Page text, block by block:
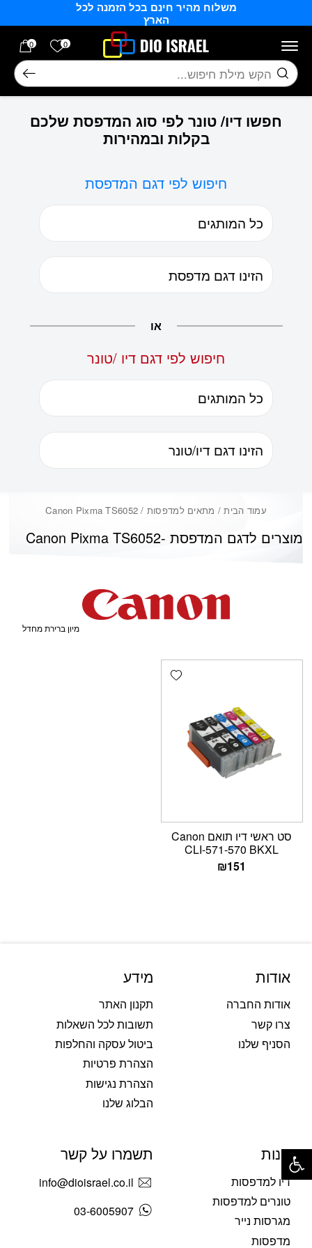
משלוח מהיר חינם בכל הזמנה לכל
הארץ
0 הרשימה
0
חיפוש
חפשו דיו/ טונר לפי סוג המדפסת שלכם
בקלות ובמהירות
חיפוש לפי דגם המדפסת
או
חיפוש לפי דגם דיו /טונר
עמוד הבית/ מתאים למדפסות / Canon Pixma TS6052
Canon Pixma TS6052מוצרים לדגם המדפסת -
Add wishlist
סט ראשי דיו תואם Canon
CLI-571-570 BKXL
₪151
אודות
אודות החברה
צרו קשר
הסניף שלנו
מידע
תקנון האתר
תשובות לכל השאלות
ביטול עסקה והחלפות
הצהרת פרטיות
הצהרת נגישות
הבלוג שלנו
חנות
דיו למדפסות
טונרים למדפסות
מגרסות נייר
מדפסות
תשמרו על קשר
info@dioisrael.co.il
03-6005907
פתח סרגל נגישות